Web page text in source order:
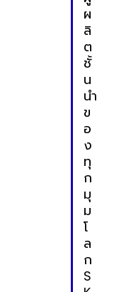
ผ
ลิ
ต
ชั้
น
นำ
ข
อ
ง
ทุ
ก
มุ
ม
โ
ล
ก
S